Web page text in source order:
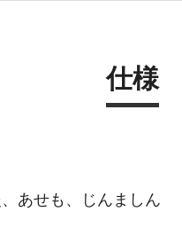
仕様
あせも、じんましん